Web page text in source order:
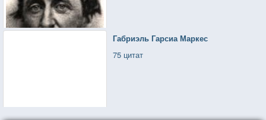
Габриэль Гарсиа Маркес
75 цитат